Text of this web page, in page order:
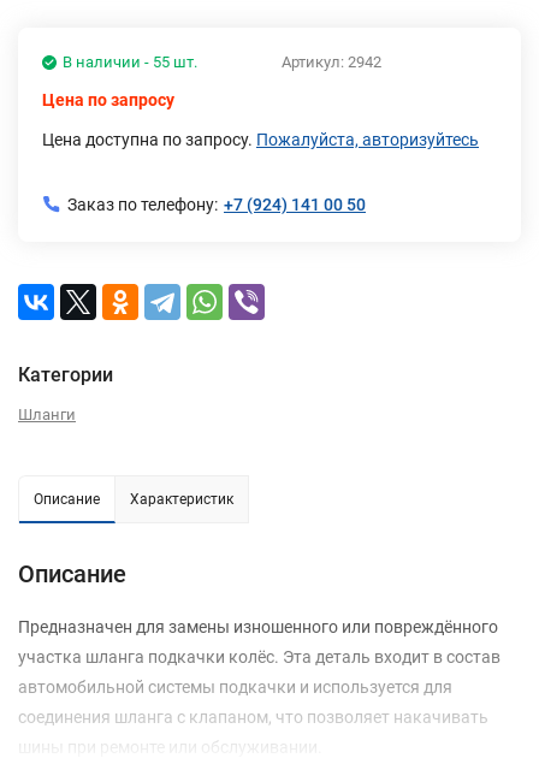
Артикул: 2942
В наличии - 55 шт.
Цена по запросу
Цена доступна по запросу. Пожалуйста, авторизуйтесь
Заказ по телефону: +7 (924) 141 00 50
Категории
Шланги
Описание Характеристик
Описание
Предназначен для замены изношенного или повреждённого
участка шланга подкачки колёс. Эта деталь входит в состав
автомобильной системы подкачки и используется для
соединения шланга с клапаном, что позволяет накачивать
шины при ремонте или обслуживании.